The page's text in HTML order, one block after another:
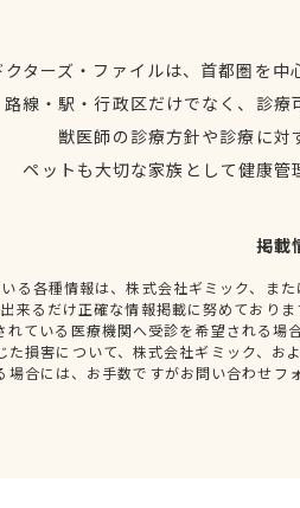
クターズ・ファイルは、首都圏を
路線・駅・行政区だけでなく、診
獣医師の診療方針や診療に
ペットも大切な家族として健康
掲載
る各種情報は、株式会社ギミック、ま
出来るだけ正確な情報掲載に努めており
れている医療機関へ受診を希望される場
た損害について、株式会社ギミック、
場合には、お手数ですがお問い合わせ